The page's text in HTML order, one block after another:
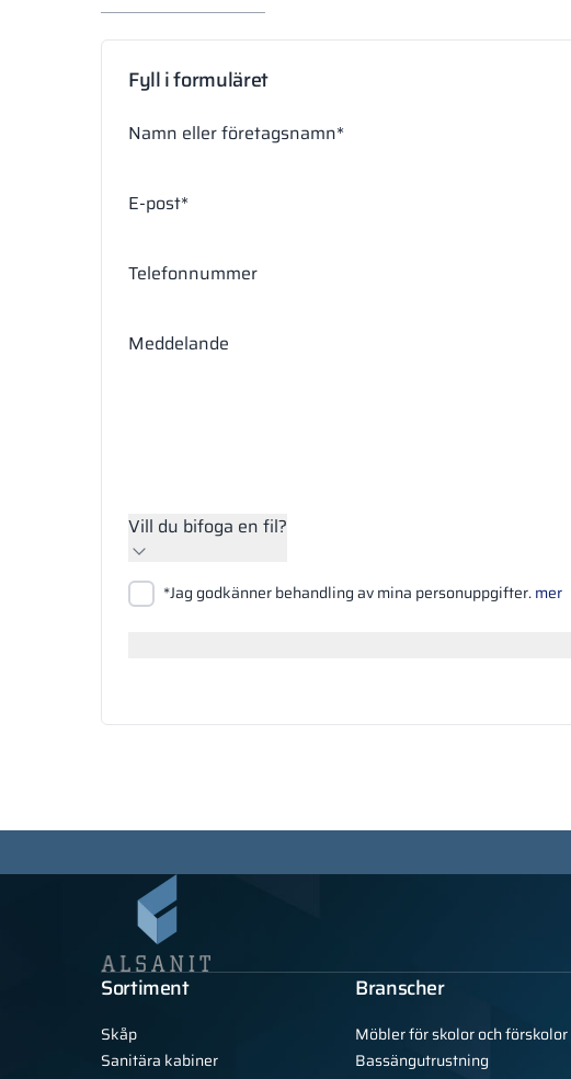
Fyll i formuläret
Namn eller företagsnamn*
E-post*
Telefonnummer
Meddelande
Vill du bifoga en fil?
Bifoga filer
*Jag godkänner behandling av mina personuppgifter.mer
Sortiment
Skåp
Sanitära kabiner
Branscher
Möbler för skolor och förskolor
Bassängutrustning